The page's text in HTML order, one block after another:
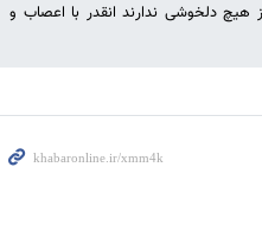
دلخوشی ندارند انقدر با اعصاب و